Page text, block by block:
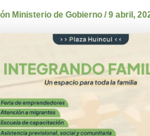
Ministerio de Gobierno/9 abril,